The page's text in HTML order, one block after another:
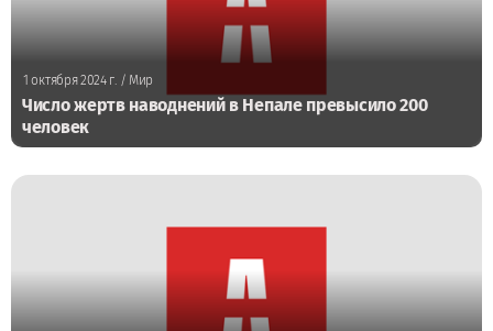
1 октября 2024 г. / Мир
Число жертв наводнений в Непале превысило 200
человек